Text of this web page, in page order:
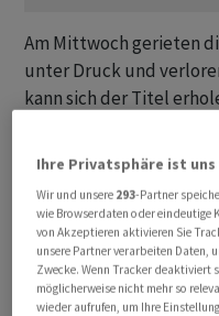
Am Mittwoch gerieten
unter Druck und
kann sich der Titel
Dennoch notiert die
zwei Monaten,
Franken noch ein
Jahresbeginn verbleibt
Prozent.
Ihre Privatsphäre ist
Wir und unsere 293-Partner
wie Browserdaten oder eindeutige
von Akzeptieren aktivieren Sie
unsere Partner verarbeiten Daten,
Zwecke. Wenn Tracker deaktiviert
möglicherweise nicht mehr so
wieder aufrufen, um Ihre